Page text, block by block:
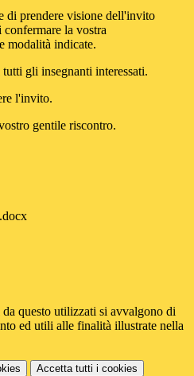
di prendere visione dell'invito
confermare la vostra
modalità indicate.
gli insegnanti interessati.
l'invito.
gentile riscontro.
questo utilizzati si avvalgono di
ed utili alle finalità illustrate nella
Accetta tutti i cookies